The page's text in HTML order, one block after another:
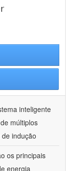
inteligente
múltiplos
indução
os principais
energia